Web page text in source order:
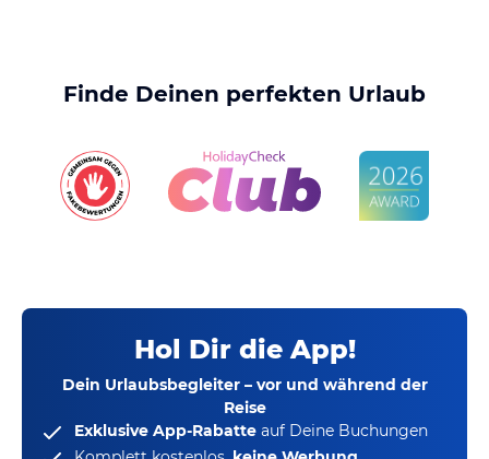
Finde Deinen perfekten Urlaub
Hol Dir die App!
Dein Urlaubsbegleiter – vor und während der
Reise
Exklusive App-Rabatte auf Deine Buchungen